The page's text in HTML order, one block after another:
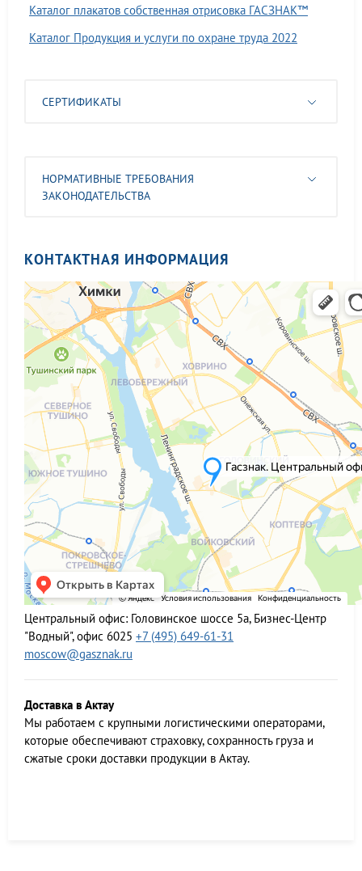
Каталог плакатов собственная отрисовка ГАСЗНАК™
Каталог Продукция и услуги по охране труда 2022
СЕРТИФИКАТЫ
НОРМАТИВНЫЕ ТРЕБОВАНИЯ
ЗАКОНОДАТЕЛЬСТВА
КОНТАКТНАЯ ИНФОРМАЦИЯ
Центральный офис: Головинское шоссе 5а, Бизнес-Центр
"Водный", офис 6025 +7 (495) 649-61-31
moscow@gasznak.ru
Доставка в Актау
Мы работаем c крупными логистическими операторами,
которые обеспечивают страховку, сохранность груза и
сжатые сроки доставки продукции в Актау.